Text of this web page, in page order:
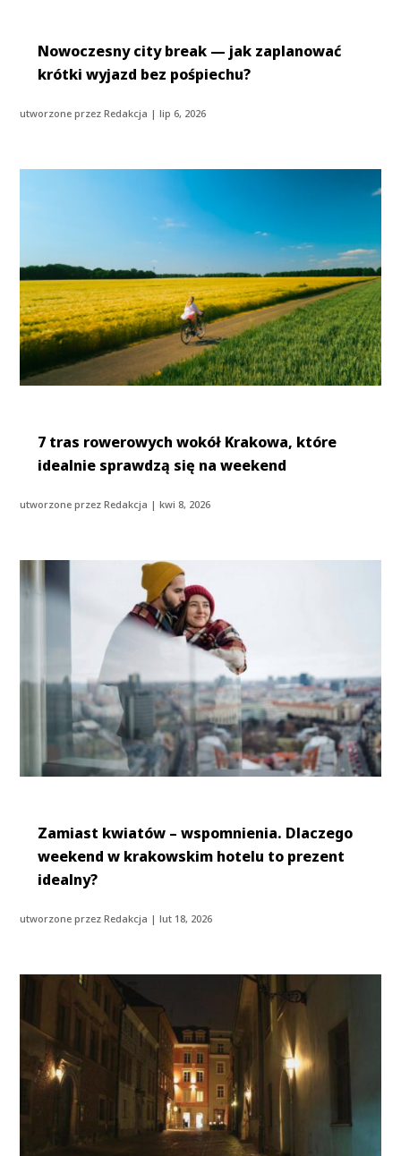
Nowoczesny city break — jak zaplanować
krótki wyjazd bez pośpiechu?
utworzone przezRedakcja |lip 6, 2026
7 tras rowerowych wokół Krakowa, które
idealnie sprawdzą się na weekend
utworzone przezRedakcja |kwi 8, 2026
Zamiast kwiatów – wspomnienia. Dlaczego
weekend w krakowskim hotelu to prezent
idealny?
utworzone przezRedakcja |lut 18, 2026